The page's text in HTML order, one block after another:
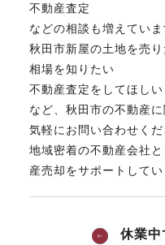
不動産査定
などの相談も増えていま
秋田市新屋の土地を売
相場を知りたい
不動産査定をしてほしい
など、秋田市の不動産
気軽にお問い合わせくだ
地域密着の不動産会社
産売却をサポートしてい
休業中